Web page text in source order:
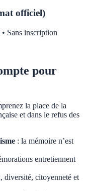
officiel)
Sans inscription
pour
la place de la
et dans le refus des
: la mémoire n’est
entretiennent
diversité, citoyenneté et